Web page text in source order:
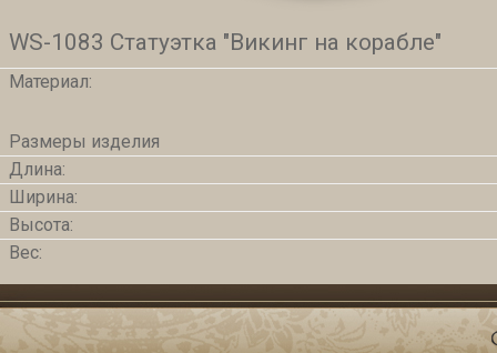
WS-1083 Статуэтка "Викинг на корабле"
Материал:
Размеры изделия
Длина:
Ширина:
Высота:
Вес: